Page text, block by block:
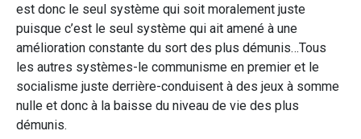
est donc le seul système qui soit moralement juste
puisque c’est le seul système qui ait amené à une
amélioration constante du sort des plus démunis…Tous
les autres systèmes-le communisme en premier et le
socialisme juste derrière-conduisent à des jeux à somme
nulle et donc à la baisse du niveau de vie des plus
démunis.